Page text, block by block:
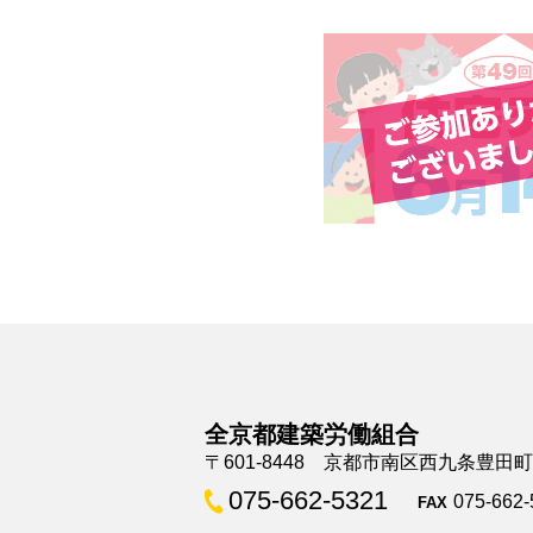
全京都建築労働組合
〒601-8448 京都市南区西九条豊田
075-662-5321 FAX 075-